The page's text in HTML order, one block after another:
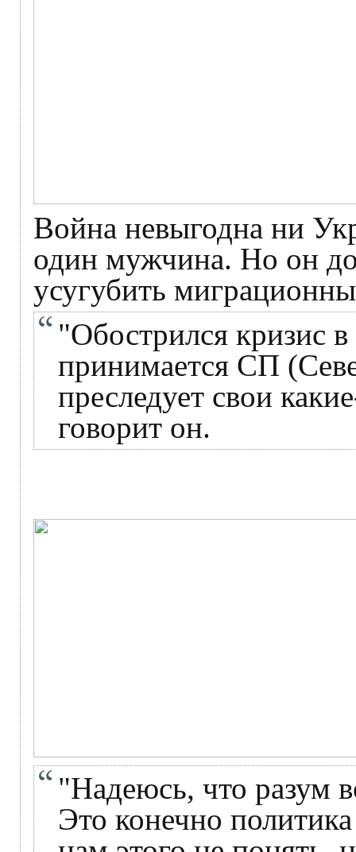
Война невыгодна ни
один мужчина. Но он
усугубить
"Обострился кризис
принимается СП
преследует свои
говорит он.
"Надеюсь, что разум
Это конечно